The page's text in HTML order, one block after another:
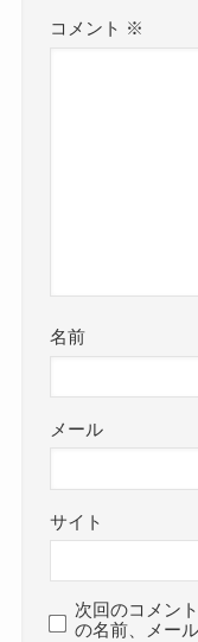
コメント ※
名前
メール
サイト
次回のコメン
の名前、メー